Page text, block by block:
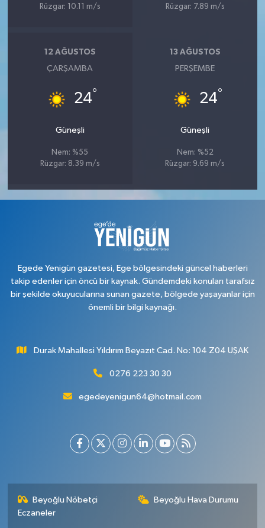
Rüzgar: 10.11 m/s
Rüzgar: 7.89 m/s
12 AĞUSTOS
ÇARŞAMBA
24°
Güneşli
Nem: %55
Rüzgar: 8.39 m/s
13 AĞUSTOS
PERŞEMBE
24°
Güneşli
Nem: %52
Rüzgar: 9.69 m/s
Egede Yenigün gazetesi, Ege bölgesindeki güncel haberleri
takip edenler için öncü bir kaynak. Gündemdeki konuları tarafsız
bir şekilde okuyucularına sunan gazete, bölgede yaşayanlar için
önemli bir bilgi kaynağı.
Durak Mahallesi Yıldırım Beyazıt Cad. No: 104 Z04 UŞAK
0276 223 30 30
egedeyenigun64@hotmail.com
Beyoğlu Nöbetçi
Eczaneler
Beyoğlu Hava Durumu